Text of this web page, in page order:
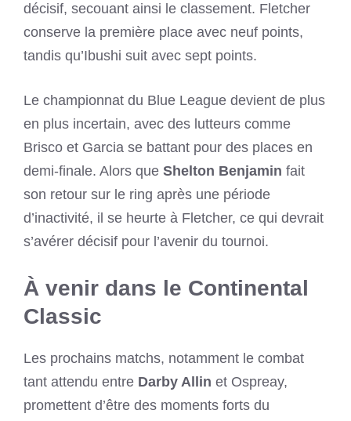
décisif, secouant ainsi le classement. Fletcher
conserve la première place avec neuf points,
tandis qu’Ibushi suit avec sept points.
Le championnat du Blue League devient de plus
en plus incertain, avec des lutteurs comme
Brisco et Garcia se battant pour des places en
demi-finale. Alors que Shelton Benjamin fait
son retour sur le ring après une période
d’inactivité, il se heurte à Fletcher, ce qui devrait
s’avérer décisif pour l’avenir du tournoi.
À venir dans le Continental
Classic
Les prochains matchs, notamment le combat
tant attendu entre Darby Allin et Ospreay,
promettent d’être des moments forts du